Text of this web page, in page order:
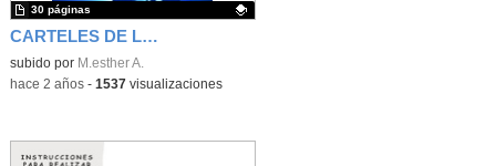
CARTELES DE LOS PAÍSES DE LA UE
Contenido educativo.
subido por M.esther A.
30 páginas
-hace 2 años- 1537 visualizaciones